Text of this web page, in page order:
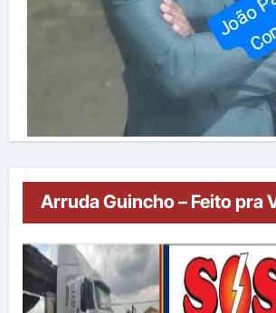
Arruda Guincho – Feito pra